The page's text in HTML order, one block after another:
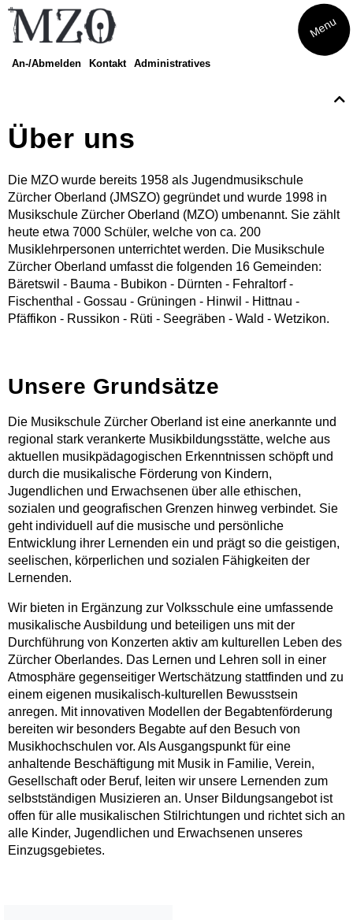
Menu
An-/Abmelden Kontakt Administratives
Eltern-Kind-Singen
Musikatelier
Theater
Finde dein Instrument
Amadeus
Finde dein Streichinstrument
Trommeln
Musikwoche Pop/Rock
Seniorenrhythmik Café Balance
Über uns
Die MZO wurde bereits 1958 als Jugendmusikschule
Zürcher Oberland (JMSZO) gegründet und wurde 1998 in
Musikschule Zürcher Oberland (MZO) umbenannt. Sie zählt
heute etwa 7000 Schüler, welche von ca. 200
Musiklehrpersonen unterrichtet werden. Die Musikschule
Zürcher Oberland umfasst die folgenden 16 Gemeinden:
Bäretswil - Bauma - Bubikon - Dürnten - Fehraltorf -
Fischenthal - Gossau - Grüningen - Hinwil - Hittnau -
Pfäffikon - Russikon - Rüti - Seegräben - Wald - Wetzikon.
Unsere Grundsätze
Die Musikschule Zürcher Oberland ist eine anerkannte und
regional stark verankerte Musikbildungsstätte, welche aus
aktuellen musikpädagogischen Erkenntnissen schöpft und
durch die musikalische Förderung von Kindern,
Jugendlichen und Erwachsenen über alle ethischen,
sozialen und geografischen Grenzen hinweg verbindet. Sie
geht individuell auf die musische und persönliche
Entwicklung ihrer Lernenden ein und prägt so die geistigen,
seelischen, körperlichen und sozialen Fähigkeiten der
Lernenden.
Wir bieten in Ergänzung zur Volksschule eine umfassende
musikalische Ausbildung und beteiligen uns mit der
Durchführung von Konzerten aktiv am kulturellen Leben des
Zürcher Oberlandes. Das Lernen und Lehren soll in einer
Atmosphäre gegenseitiger Wertschätzung stattfinden und zu
einem eigenen musikalisch-kulturellen Bewusstsein
anregen. Mit innovativen Modellen der Begabtenförderung
bereiten wir besonders Begabte auf den Besuch von
Musikhochschulen vor. Als Ausgangspunkt für eine
anhaltende Beschäftigung mit Musik in Familie, Verein,
Gesellschaft oder Beruf, leiten wir unsere Lernenden zum
selbstständigen Musizieren an. Unser Bildungsangebot ist
offen für alle musikalischen Stilrichtungen und richtet sich an
alle Kinder, Jugendlichen und Erwachsenen unseres
Einzugsgebietes.